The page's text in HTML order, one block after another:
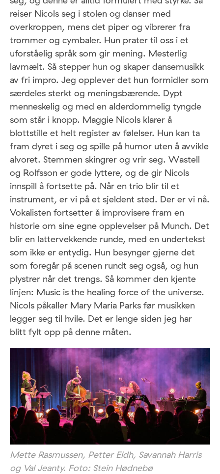
reiser Nicols seg i stolen og danser med
overkroppen, mens det piper og vibrerer fra
trommer og cymbaler. Hun prater til oss i et
uforståelig språk som gir mening. Mesterlig
lavmælt. Så stepper hun og skaper dansemusikk
av fri impro. Jeg opplever det hun formidler som
særdeles sterkt og meningsbærende. Dypt
menneskelig og med en alderdommelig tyngde
som står i knopp. Maggie Nicols klarer å
blottstille et helt register av følelser. Hun kan ta
fram dyret i seg og spille på humor uten å avvikle
alvoret. Stemmen skingrer og vrir seg. Wastell
og Rolfsson er gode lyttere, og de gir Nicols
innspill å fortsette på. Når en trio blir til et
instrument, er vi på et sjeldent sted. Der er vi nå.
Vokalisten fortsetter å improvisere fram en
historie om sine egne opplevelser på Munch. Det
blir en lattervekkende runde, med en undertekst
som ikke er entydig. Hun besynger gjerne det
som foregår på scenen rundt seg også, og hun
plystrer når det trengs. Så kommer den kjente
linjen: Music is the healing force of the universe.
Nicols påkaller Mary Maria Parks før musikken
legger seg til hvile. Det er lenge siden jeg har
blitt fylt opp på denne måten.
Mette Rasmussen, Petter Eldh, Savannah Harris
og Val Jeanty. Foto: Stein Hødnebø